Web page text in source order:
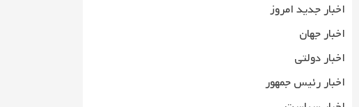
اخبار جدید امروز
اخبار جهان
اخبار دولتی
اخبار رئیس جمهور